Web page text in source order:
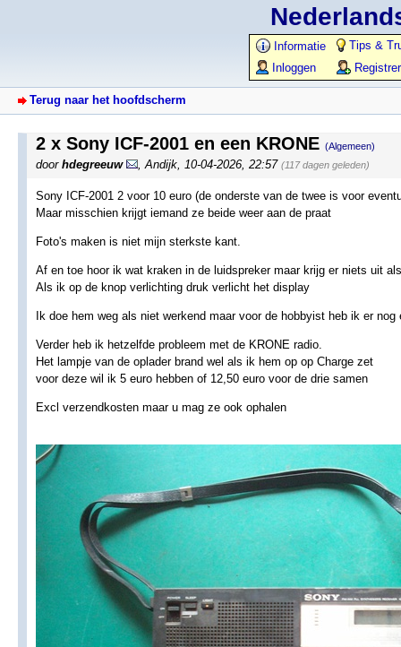
Informatie
Tips &
Inloggen
Terug naar het hoofdscherm
2 x Sony ICF-2001 en een KRONE (Algemeen)
door hdegreeuw Andijk 10-04-2026, 22:57 (117 dagen geleden)
Sony ICF-2001 2 voor 10 euro (de onderste van de twee is voor
Maar misschien krijgt iemand ze beide weer aan de praat
Foto's maken is niet mijn sterkste kant.
Af en toe hoor ik wat kraken in de luidspreker maar krijg er niets uit
Als ik op de knop verlichting druk verlicht het display
Ik doe hem weg als niet werkend maar voor de hobbyist heb ik er
Verder heb ik hetzelfde probleem met de KRONE radio.
Het lampje van de oplader brand wel als ik hem op op Charge zet
voor deze wil ik 5 euro hebben of 12,50 euro voor de drie samen
Excl verzendkosten maar u mag ze ook ophalen